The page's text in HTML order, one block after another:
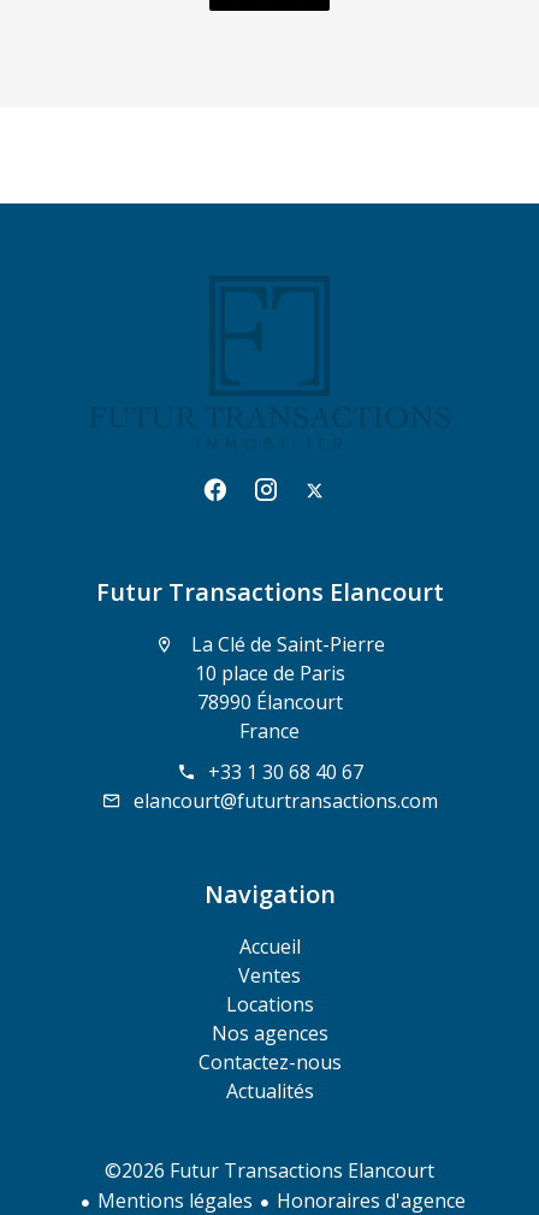
Futur Transactions Elancourt
La Clé de Saint-Pierre
10 place de Paris
78990 Élancourt
France
+33 1 30 68 40 67
elancourt@futurtransactions.com
Navigation
Accueil
Ventes
Locations
Nos agences
Contactez-nous
Actualités
©2026 Futur Transactions Elancourt
Mentions légales
Honoraires d'agence